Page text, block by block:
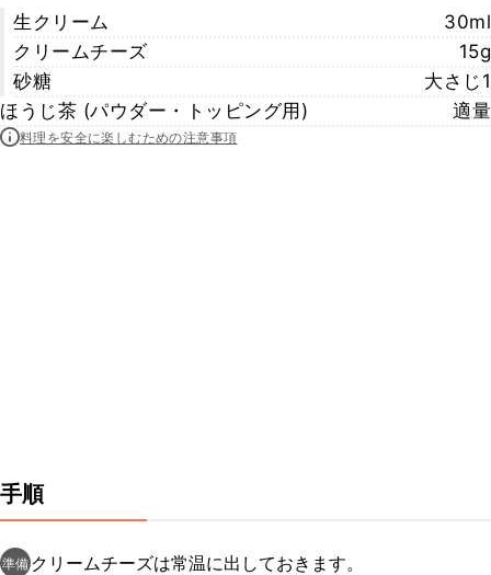
生クリーム
30ml
クリームチーズ
15g
砂糖
大さじ1
ほうじ茶 (パウダー・トッピング用)
適量
料理を安全に楽しむための注意事項
手順
準備 クリームチーズは常温に出しておきます。